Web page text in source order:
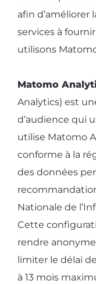
afin d’améliorer
services à
utilisons
Matomo
Analytics) est
d’audience qui
utilise Matomo
conforme à la
des données
Nationale de
Cette
rendre
limiter le délai
à 13 mois